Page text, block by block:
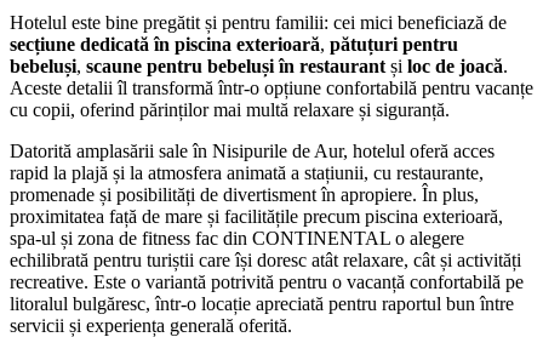
Hotelul este bine pregătit și pentru familii: cei mici beneficiază de
secțiune dedicată în piscina exterioară, pătuțuri pentru
bebeluși, scaune pentru bebeluși în restaurant și loc de joacă.
Aceste detalii îl transformă într-o opțiune confortabilă pentru vacanțe
cu copii, oferind părinților mai multă relaxare și siguranță.
Datorită amplasării sale în Nisipurile de Aur, hotelul oferă acces
rapid la plajă și la atmosfera animată a stațiunii, cu restaurante,
promenade și posibilități de divertisment în apropiere. În plus,
proximitatea față de mare și facilitățile precum piscina exterioară,
spa-ul și zona de fitness fac din CONTINENTAL o alegere
echilibrată pentru turiștii care își doresc atât relaxare, cât și activități
recreative. Este o variantă potrivită pentru o vacanță confortabilă pe
litoralul bulgăresc, într-o locație apreciată pentru raportul bun între
servicii și experiența generală oferită.